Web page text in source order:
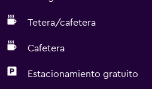
Tetera/cafetera
Cafetera
Estacionamiento gratuito